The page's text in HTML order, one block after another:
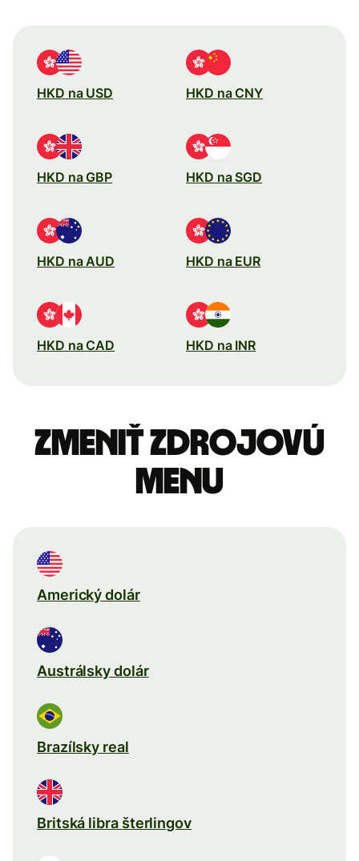
HKD na USD HKD na CNY
HKD na GBP HKD na SGD
HKD na AUD HKD na EUR
HKD na CAD HKD na INR
Zmeniť zdrojovú
menu
Americký dolár
Austrálsky dolár
Brazílsky real
Britská libra šterlingov